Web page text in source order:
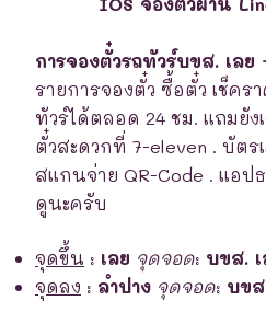
การจองตั๋วรถทัวร์บขส. เล
รายการจองตั๋ว ซื้อตั๋ว เช็คร
ทัวร์ได้ตลอด 24 ชม. แถมยัง
ตั๋วสะดวกที่ 7-eleven . บัตร
สแกนจ่าย QR-Code . แอป
ดูนะครับ
จุดขึ้น : เลย จุดจอด: บขส. เ
จุดลง : ลำปาง จุดจอด: บขส